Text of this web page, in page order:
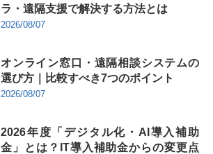
ラ・遠隔支援で解決する方法とは
2026/08/07
オンライン窓口・遠隔相談システムの
選び方｜比較すべき7つのポイント
2026/08/07
2026年度「デジタル化・AI導入補助
金」とは？IT導入補助金からの変更点